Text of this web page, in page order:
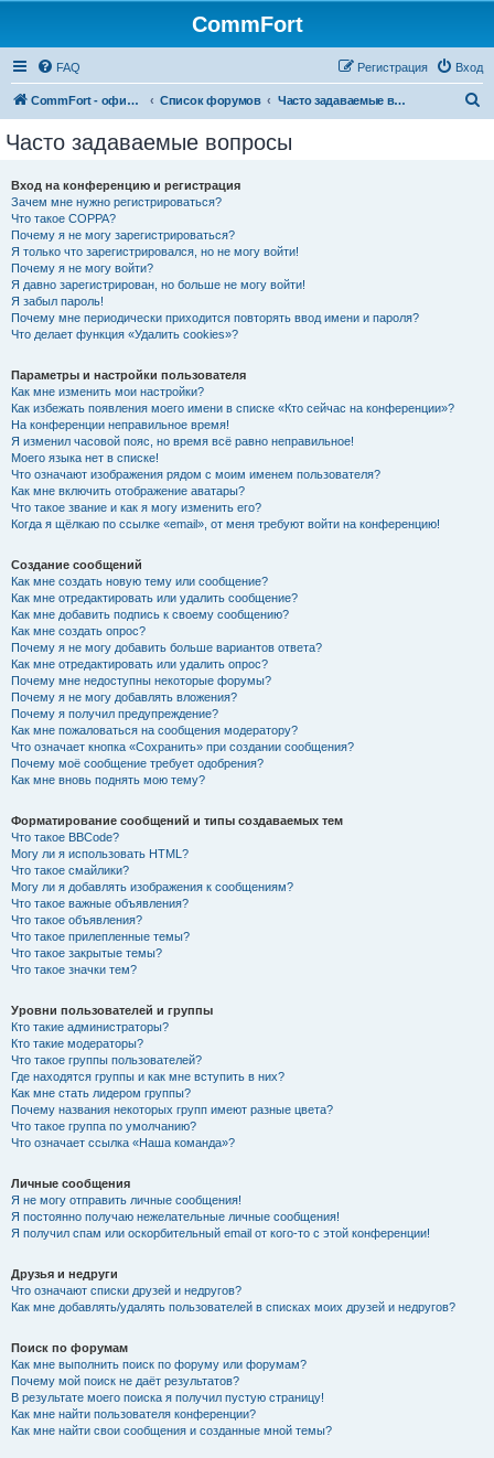
CommFort
FAQ Вход
Регистрация
CommFort - официальный сайт Список форумов Часто задаваемые вопросы
Часто задаваемые вопросы
Вход на конференцию и регистрация
Зачем мне нужно регистрироваться?
Что такое COPPA?
Почему я не могу зарегистрироваться?
Я только что зарегистрировался, но не могу войти!
Почему я не могу войти?
Я давно зарегистрирован, но больше не могу войти!
Я забыл пароль!
Почему мне периодически приходится повторять ввод имени и пароля?
Что делает функция «Удалить cookies»?
Параметры и настройки пользователя
Как мне изменить мои настройки?
Как избежать появления моего имени в списке «Кто сейчас на конференции»?
На конференции неправильное время!
Я изменил часовой пояс, но время всё равно неправильное!
Моего языка нет в списке!
Что означают изображения рядом с моим именем пользователя?
Как мне включить отображение аватары?
Что такое звание и как я могу изменить его?
Когда я щёлкаю по ссылке «email», от меня требуют войти на конференцию!
Создание сообщений
Как мне создать новую тему или сообщение?
Как мне отредактировать или удалить сообщение?
Как мне добавить подпись к своему сообщению?
Как мне создать опрос?
Почему я не могу добавить больше вариантов ответа?
Как мне отредактировать или удалить опрос?
Почему мне недоступны некоторые форумы?
Почему я не могу добавлять вложения?
Почему я получил предупреждение?
Как мне пожаловаться на сообщения модератору?
Что означает кнопка «Сохранить» при создании сообщения?
Почему моё сообщение требует одобрения?
Как мне вновь поднять мою тему?
Форматирование сообщений и типы создаваемых тем
Что такое BBCode?
Могу ли я использовать HTML?
Что такое смайлики?
Могу ли я добавлять изображения к сообщениям?
Что такое важные объявления?
Что такое объявления?
Что такое прилепленные темы?
Что такое закрытые темы?
Что такое значки тем?
Уровни пользователей и группы
Кто такие администраторы?
Кто такие модераторы?
Что такое группы пользователей?
Где находятся группы и как мне вступить в них?
Как мне стать лидером группы?
Почему названия некоторых групп имеют разные цвета?
Что такое группа по умолчанию?
Что означает ссылка «Наша команда»?
Личные сообщения
Я не могу отправить личные сообщения!
Я постоянно получаю нежелательные личные сообщения!
Я получил спам или оскорбительный email от кого-то с этой конференции!
Друзья и недруги
Что означают списки друзей и недругов?
Как мне добавлять/удалять пользователей в списках моих друзей и недругов?
Поиск по форумам
Как мне выполнить поиск по форуму или форумам?
Почему мой поиск не даёт результатов?
В результате моего поиска я получил пустую страницу!
Как мне найти пользователя конференции?
Как мне найти свои сообщения и созданные мной темы?